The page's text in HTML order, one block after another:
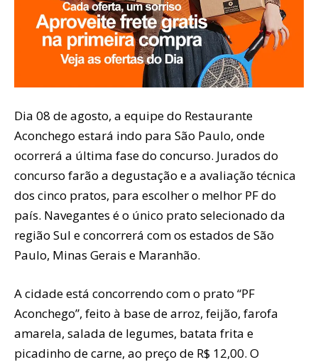
Dia 08 de agosto, a equipe do Restaurante
Aconchego estará indo para São Paulo, onde
ocorrerá a última fase do concurso. Jurados do
concurso farão a degustação e a avaliação técnica
dos cinco pratos, para escolher o melhor PF do
país. Navegantes é o único prato selecionado da
região Sul e concorrerá com os estados de São
Paulo, Minas Gerais e Maranhão.
A cidade está concorrendo com o prato “PF
Aconchego”, feito à base de arroz, feijão, farofa
amarela, salada de legumes, batata frita e
picadinho de carne, ao preço de R$ 12,00. O